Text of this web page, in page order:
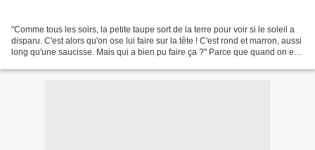
"Comme tous les soirs, la petite taupe sort de la terre pour voir si le soleil a
disparu. C'est alors qu'on ose lui faire sur la tête ! C'est rond et marron, aussi
long qu'une saucisse. Mais qui a bien pu faire ça ?" Parce que quand on est